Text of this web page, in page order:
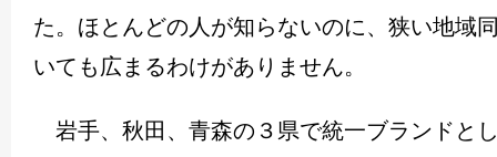
た。ほとんどの人が知らないのに、狭い地域
いても広まるわけがありません。
岩手、秋田、青森の３県で統一ブランドと